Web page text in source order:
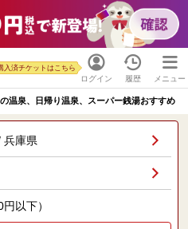
ログイン
入済チケットはこちら
履歴 メニュー
温泉、日帰り温泉、スーパー銭湯おすすめ
兵庫県
以下）